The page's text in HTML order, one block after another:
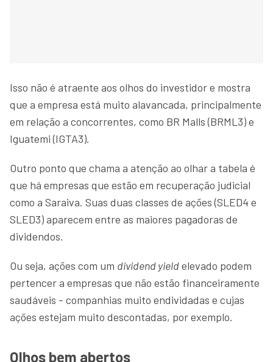
Isso não é atraente aos olhos do investidor e mostra
que a empresa está muito alavancada, principalmente
em relação a concorrentes, como BR Malls (BRML3) e
Iguatemi (IGTA3).
Outro ponto que chama a atenção ao olhar a tabela é
que há empresas que estão em recuperação judicial
como a Saraiva. Suas duas classes de ações (SLED4 e
SLED3) aparecem entre as maiores pagadoras de
dividendos.
Ou seja, ações com um dividend yieldelevado podem
pertencer a empresas que não estão financeiramente
saudáveis - companhias muito endividadas e cujas
ações estejam muito descontadas, por exemplo.
Olhos bem abertos